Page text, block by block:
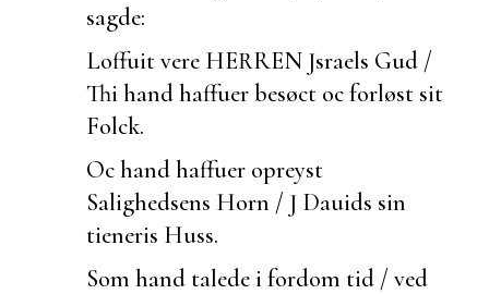
sagde:
Loffuit vere HERREN Jsraels Gud /
Thi hand haffuer besøct oc forløst sit
Folck.
Oc hand haffuer opreyst
Salighedsens Horn / J Dauids sin
tieneris Huss.
Som hand talede i fordom tid / ved